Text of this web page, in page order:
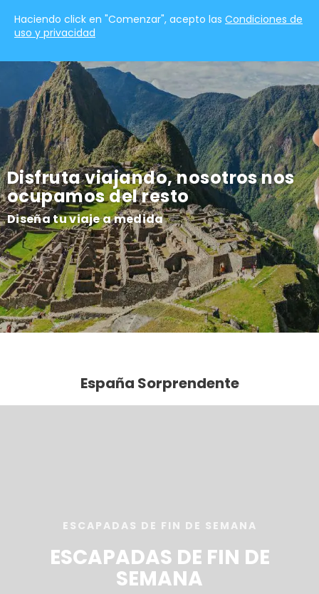
Disfruta viajando, nosotros nos
ocupamos del resto
Diseña tu viaje a medida
Haciendo click en "Comenzar", acepto las Condiciones de
uso y privacidad
España Sorprendente
ESCAPADAS DE FIN DE SEMANA
ESCAPADAS DE FIN DE
SEMANA